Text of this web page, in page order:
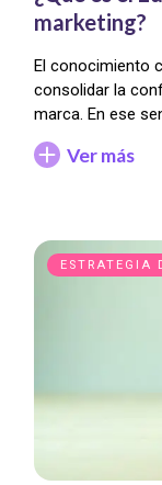
marketing?
El conocimiento
consolidar la
marca. En ese
Ver más
ESTRATEGIA